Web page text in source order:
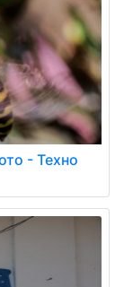
- Техно